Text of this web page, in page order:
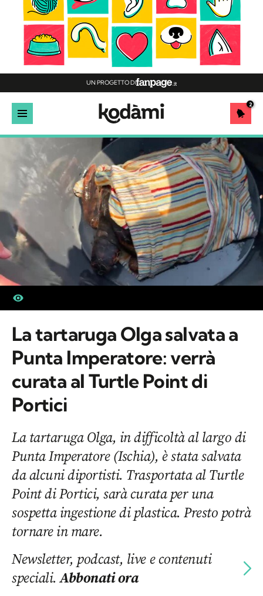
UN PROGETTO DI
2
La tartaruga Olga salvata a
Punta Imperatore: verrà
curata al Turtle Point di
Portici
La tartaruga Olga, in difficoltà al largo di
Punta Imperatore (Ischia), è stata salvata
da alcuni diportisti. Trasportata al Turtle
Point di Portici, sarà curata per una
sospetta ingestione di plastica. Presto potrà
tornare in mare.
Newsletter, podcast, live e contenuti
speciali.Abbonati ora